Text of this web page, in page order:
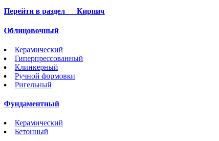
Перейти в раздел Кирпич
Облицовочный
Керамический
Гиперпрессованный
Клинкерный
Ручной формовки
Ригельный
Фундаментный
Керамический
Бетонный